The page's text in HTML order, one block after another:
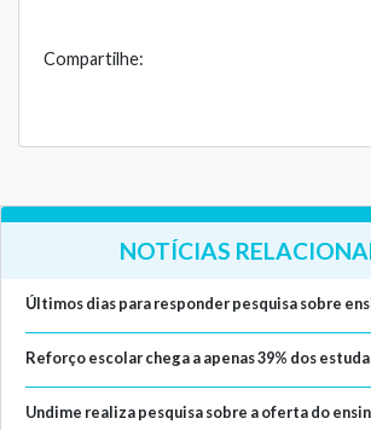
Compartilhe:
NOTÍCIAS
Últimos dias para responder pesquisa sobre
Reforço escolar chega a apenas 39% dos
Undime realiza pesquisa sobre a oferta do